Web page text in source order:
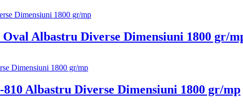
Albastru Diverse Dimensiuni 1800 gr/
Albastru Diverse Dimensiuni 1800 gr/mp